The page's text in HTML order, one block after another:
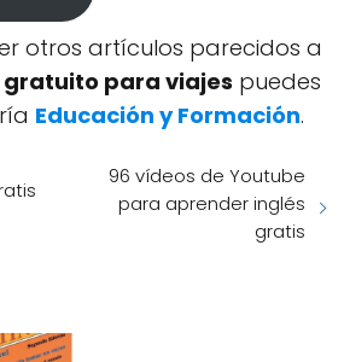
otros artículos parecidos a
gratuito para viajes puedes
Educación y Formación.
96 vídeos de Youtube
para aprender inglés
gratis